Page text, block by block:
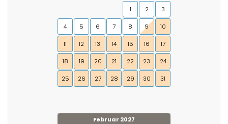
1
2 3
4 5 6 7 8 9 10
11 12 13 14 15 16 17
18 19 20 21 22 23 24
25 26 27 28 29 30 31
Februar 2027